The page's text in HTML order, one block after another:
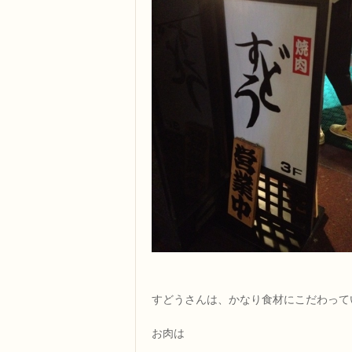
すどうさんは、かなり食材にこだわっ
お肉は